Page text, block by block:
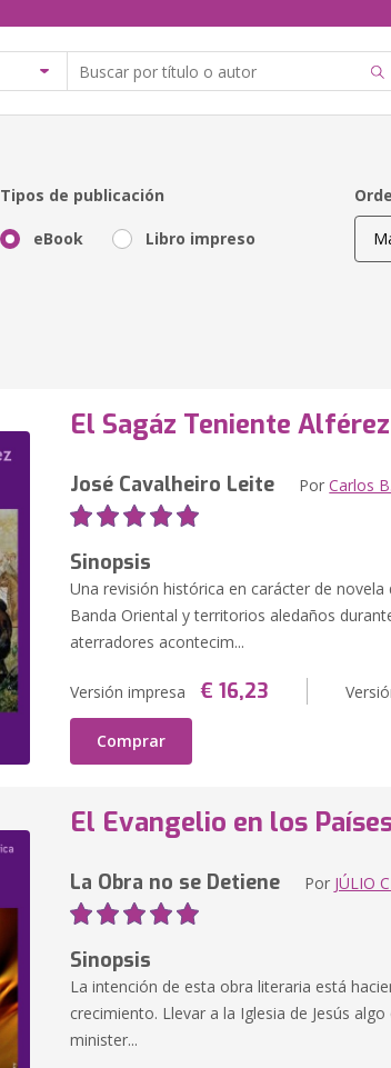
Tipos de publicación
eBook Libro impreso
El Sagáz Teniente Alférez
José Cavalheiro Leite PorCarlos
Sinopsis
Una revisión histórica en carácter de
Banda Oriental y territorios aledaños
aterradores acontecim...
Versión impresa € 16,23
Comprar
El Evangelio en los
La Obra no se Detiene Por JÚLIO
Sinopsis
La intención de esta obra literaria está
crecimiento. Llevar a la Iglesia de Jesús
minister...